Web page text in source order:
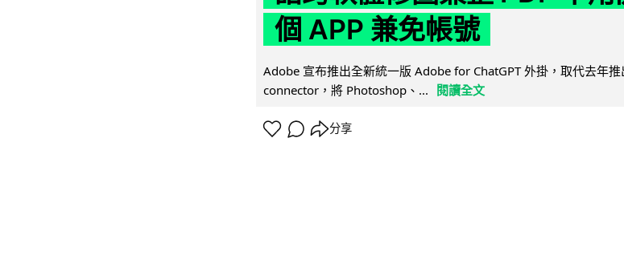
個 APP 兼免帳號
Adobe 宣布推出全新統一版 Adobe for ChatGPT 外掛，取代去年推
connector，將 Photoshop、...
閱讀全文
分享